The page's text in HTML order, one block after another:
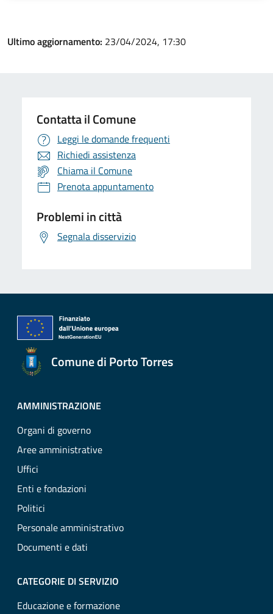
Ultimo aggiornamento: 23/04/2024, 17:30
Contatta il Comune
Leggi le domande frequenti
Richiedi assistenza
Chiama il Comune
Prenota appuntamento
Problemi in città
Segnala disservizio
Comune di Porto Torres
AMMINISTRAZIONE
Organi di governo
Aree amministrative
Uffici
Enti e fondazioni
Politici
Personale amministrativo
Documenti e dati
CATEGORIE DI SERVIZIO
Educazione e formazione